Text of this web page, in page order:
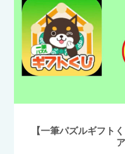
【一筆パズルギフト